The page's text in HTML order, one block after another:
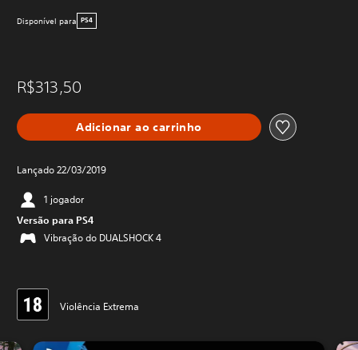
Disponível para PS4
R$313,50
Adicionar ao carrinho
Lançado 22/03/2019
1 jogador
Versão para PS4
Vibração do DUALSHOCK 4
Violência Extrema